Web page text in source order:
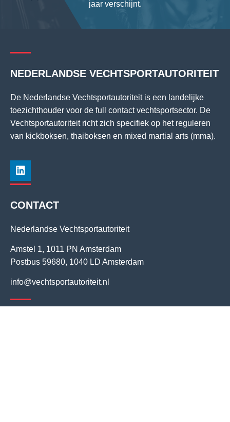
jaar verschijnt.
NEDERLANDSE VECHTSPORTAUTORITEIT
De Nederlandse Vechtsportautoriteit is een landelijke
toezichthouder voor de full contact vechtsportsector. De
Vechtsportautoriteit richt zich specifiek op het reguleren
van kickboksen, thaiboksen en mixed martial arts (mma).
CONTACT
Nederlandse Vechtsportautoriteit
Amstel 1, 1011 PN Amsterdam
Postbus 59680, 1040 LD Amsterdam
info@vechtsportautoriteit.nl